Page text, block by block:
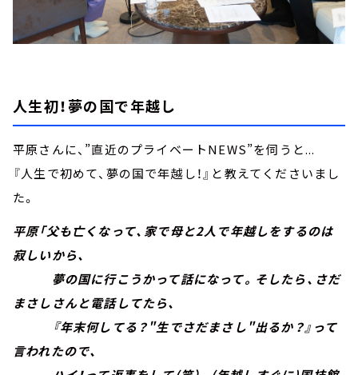
人生初！夢の国で年越し
平原さんに、”直近のプライベートNEWS”を伺うと...
『人生で初めて、夢の国で年越し！』と教えてくださいまし
た。
平原「父も亡くなって、家で母と2人で年越しをするのは
寂しいから、
夢の国に行こうかって話になって。そしたら、さだ
まさしさんと電話してたら、
『年末何してる？"生でさだまさし"出るか？』って
言われたので、